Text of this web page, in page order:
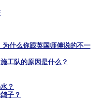
什么你跟英国师傅说的不一
工队的原因是什么？
？
子？